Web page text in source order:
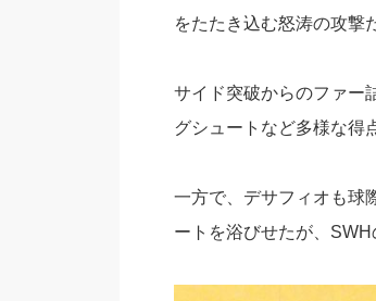
をたたき込む怒涛の攻撃
サイド突破からのファー
グシュートなど多様な得
一方で、デサフィオも球
ートを浴びせたが、SWH